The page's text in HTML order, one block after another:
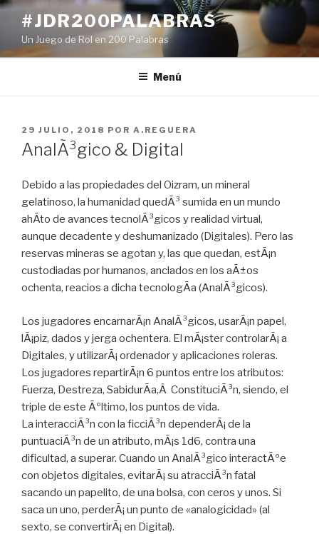
Ir
contenido
#JDR200PALABRAS
Un Juego de Rol en 200 Palabras
Menú
PUBLICADO
EN
29 JULIO, 2018 POR A.REGUERA
AnalÃ³gico & Digital
Debido a las propiedades del Oizram, un mineral
gelatinoso, la humanidad quedÃ³ sumida en un mundo
ahÃ­to de avances tecnolÃ³gicos y realidad virtual,
aunque decadente y deshumanizado (Digitales). Pero las
reservas mineras se agotan y, las que quedan, estÃ¡n
custodiadas por humanos, anclados en los aÃ±os
ochenta, reacios a dicha tecnologÃ­a (AnalÃ³gicos).
Los jugadores encarnarÃ¡n AnalÃ³gicos, usarÃ¡n papel,
lÃ¡piz, dados y jerga ochentera. El mÃ¡ster controlarÃ¡ a
Digitales, y utilizarÃ¡ ordenador y aplicaciones roleras.
Los jugadores repartirÃ¡n 6 puntos entre los atributos:
Fuerza, Destreza, SabidurÃ­a,Â ConstituciÃ³n, siendo, el
triple de este Ãºltimo, los puntos de vida.
La interacciÃ³n con la ficciÃ³n dependerÃ¡ de la
puntuaciÃ³n de un atributo, mÃ¡s 1d6, contra una
dificultad, a superar. Cuando un AnalÃ³gico interactÃºe
con objetos digitales, evitarÃ¡ su atracciÃ³n fatal
sacando un papelito, de una bolsa, con ceros y unos. Si
saca un uno, perderÃ¡ un punto de «analogicidad» (al
sexto, se convertirÃ¡ en Digital).